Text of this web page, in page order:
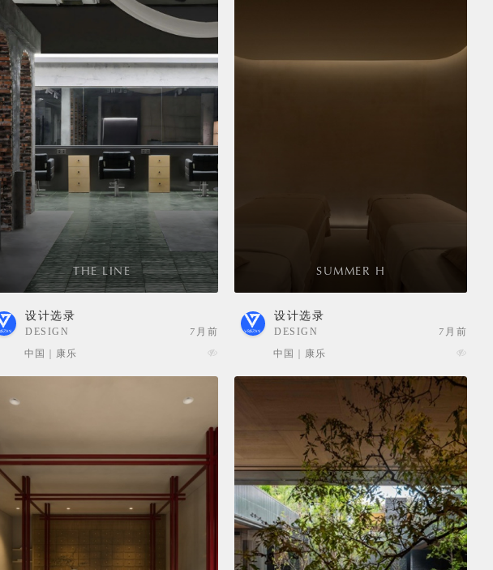
THE LINE
设计选录
DESIGN
7月前
中国 | 康乐
SUMMER H
设计选录
DESIGN
7月前
中国 | 康乐